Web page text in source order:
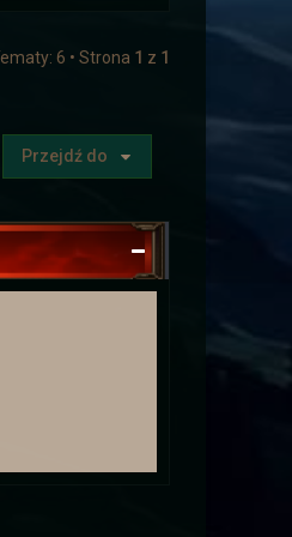
6 • Strona 1 z 1
Przejdź do